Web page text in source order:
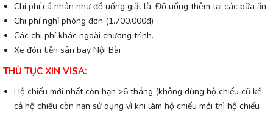
Chi phí cá nhân như đồ uống giặt là, Đồ uống thêm tại các bữa ăn
Chi phí nghỉ phòng đơn (1.700.000đ)
Các chi phí khác ngoài chương trình.
Xe đón tiễn sân bay Nội Bài
THỦ TỤC XIN VISA:
Hộ chiếu mới nhất còn hạn >6 tháng (không dùng hộ chiếu cũ kể
cả hộ chiếu còn hạn sử dụng vì khi làm hộ chiếu mới thì hộ chiếu